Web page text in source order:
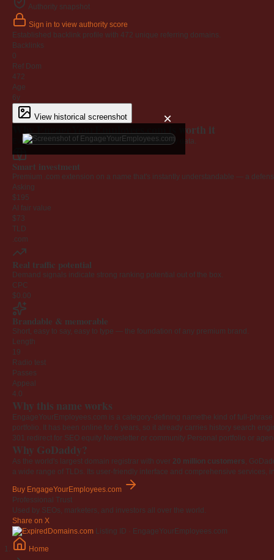
Authority snapshot
Sign in to view authority score
Established backlink profile with 472 unique referring domains.
Backlinks
0
Ref Dom
472
Age
6y
View historical screenshot ×
Why EngageYourEmployees.com is worth it
Every claim below is backed by verified third-party data.
Smart investment
Premium .com extension on a name that's instantly understandable — a
Asking
$195
AI fair value
$73
TLD
.com
Real traffic potential
Demand signals indicate strong ranking potential out of the box.
CPC
$0.00
Brandable & memorable
Short, easy to say, easy to type — the foundation of any premium brand.
Length
19
Radio test
Passes
Appeal
4.0
Why this name works
EngageYourEmployees.com is a category-defining namethe kind of full-
portfolio. It has been online for 6 years, so it already carries history search
301 redirect for SEO equity Newsletter or community Personal portfolio or
Why GoDaddy?
As the world's largest domain registrar with over 20 million customers,
a wide range of TLDs. Its user-friendly interface and comprehensive
Buy EngageYourEmployees.com
Professional Trust
Used by SEOs, marketers, and investors all over the world.
Share on X
Listing ID · EngageYourEmployees.com
Home